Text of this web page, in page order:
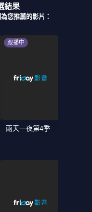
結果
您推薦的影片：
跟播中
兩天一夜第4季